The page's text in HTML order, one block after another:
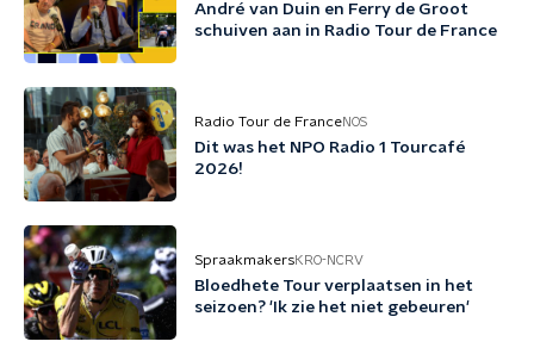
André van Duin en Ferry de Groot
schuiven aan in Radio Tour de France
Radio Tour de FranceNOS
Dit was het NPO Radio 1 Tourcafé
2026!
SpraakmakersKRO-NCRV
Bloedhete Tour verplaatsen in het
seizoen? 'Ik zie het niet gebeuren'